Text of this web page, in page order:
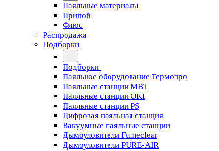
Паяльные материалы
Припой
Флюс
Распродажа
Подборки
Подборки
Паяльное оборудование Термопро
Паяльные станции MBT
Паяльные станции OKI
Паяльные станции PS
Цифровая паяльная станция
Вакуумные паяльные станции
Дымоуловители Fumeclear
Дымоуловители PURE-AIR